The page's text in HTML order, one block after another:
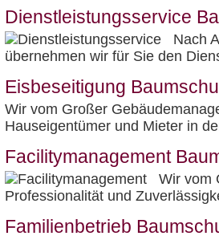
Dienstleistungsservice
Nach
übernehmen wir für Sie den
Eisbeseitigung
Wir vom Großer
Hauseigentümer und Mieter in
Facilitymanagement
Wir vom
Professionalität und
Familienbetrieb